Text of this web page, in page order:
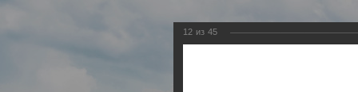
12 из 45